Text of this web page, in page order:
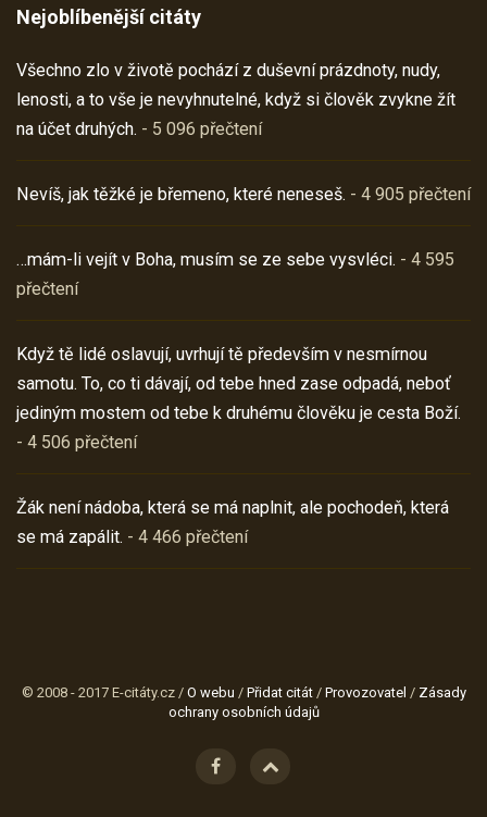
Nejoblíbenější citáty
Všechno zlo v životě pochází z duševní prázdnoty, nudy,
lenosti, a to vše je nevyhnutelné, když si člověk zvykne žít
na účet druhých. - 5 096 přečtení
Nevíš, jak těžké je břemeno, které neneseš. - 4 905 přečtení
…mám-li vejít v Boha, musím se ze sebe vysvléci. - 4 595
přečtení
Když tě lidé oslavují, uvrhují tě především v nesmírnou
samotu. To, co ti dávají, od tebe hned zase odpadá, neboť
jediným mostem od tebe k druhému člověku je cesta Boží.
- 4 506 přečtení
Žák není nádoba, která se má naplnit, ale pochodeň, která
se má zapálit. - 4 466 přečtení
© 2008 - 2017 E-citáty.cz / O webu / Přidat citát/ Provozovatel / Zásady
ochrany osobních údajů